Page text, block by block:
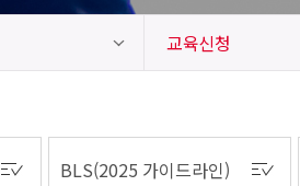
교육신청